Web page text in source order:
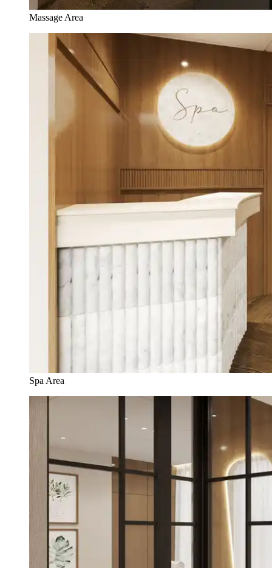
Massage Area
Spa Area